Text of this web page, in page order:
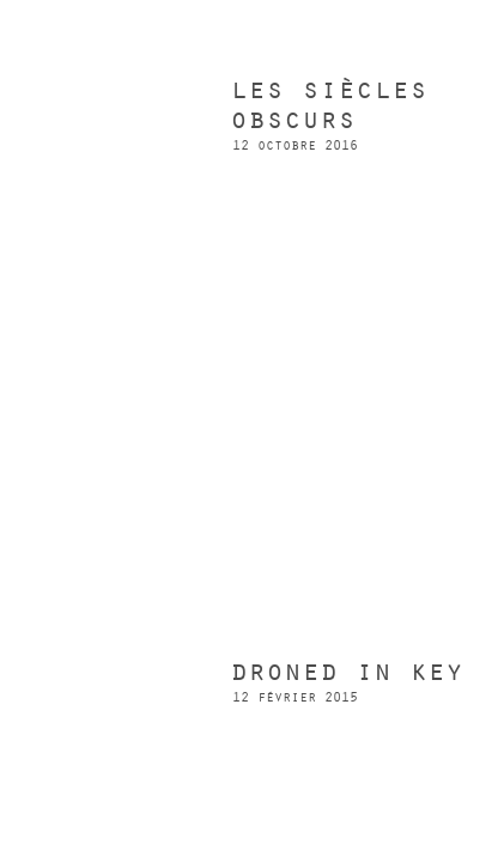
les siècles
obscurs
12 octobre 2016
droned in key
12 février 2015